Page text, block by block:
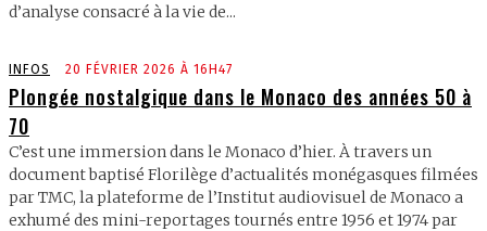
d’analyse consacré à la vie de...
INFOS 20 FÉVRIER 2026 À 16H47
Plongée nostalgique dans le Monaco des années 50 à
70
C’est une immersion dans le Monaco d’hier. À travers un
document baptisé Florilège d’actualités monégasques filmées
par TMC, la plateforme de l’Institut audiovisuel de Monaco a
exhumé des mini-reportages tournés entre 1956 et 1974 par